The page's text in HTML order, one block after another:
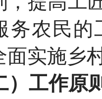
务农民的
面实施乡
）工作原